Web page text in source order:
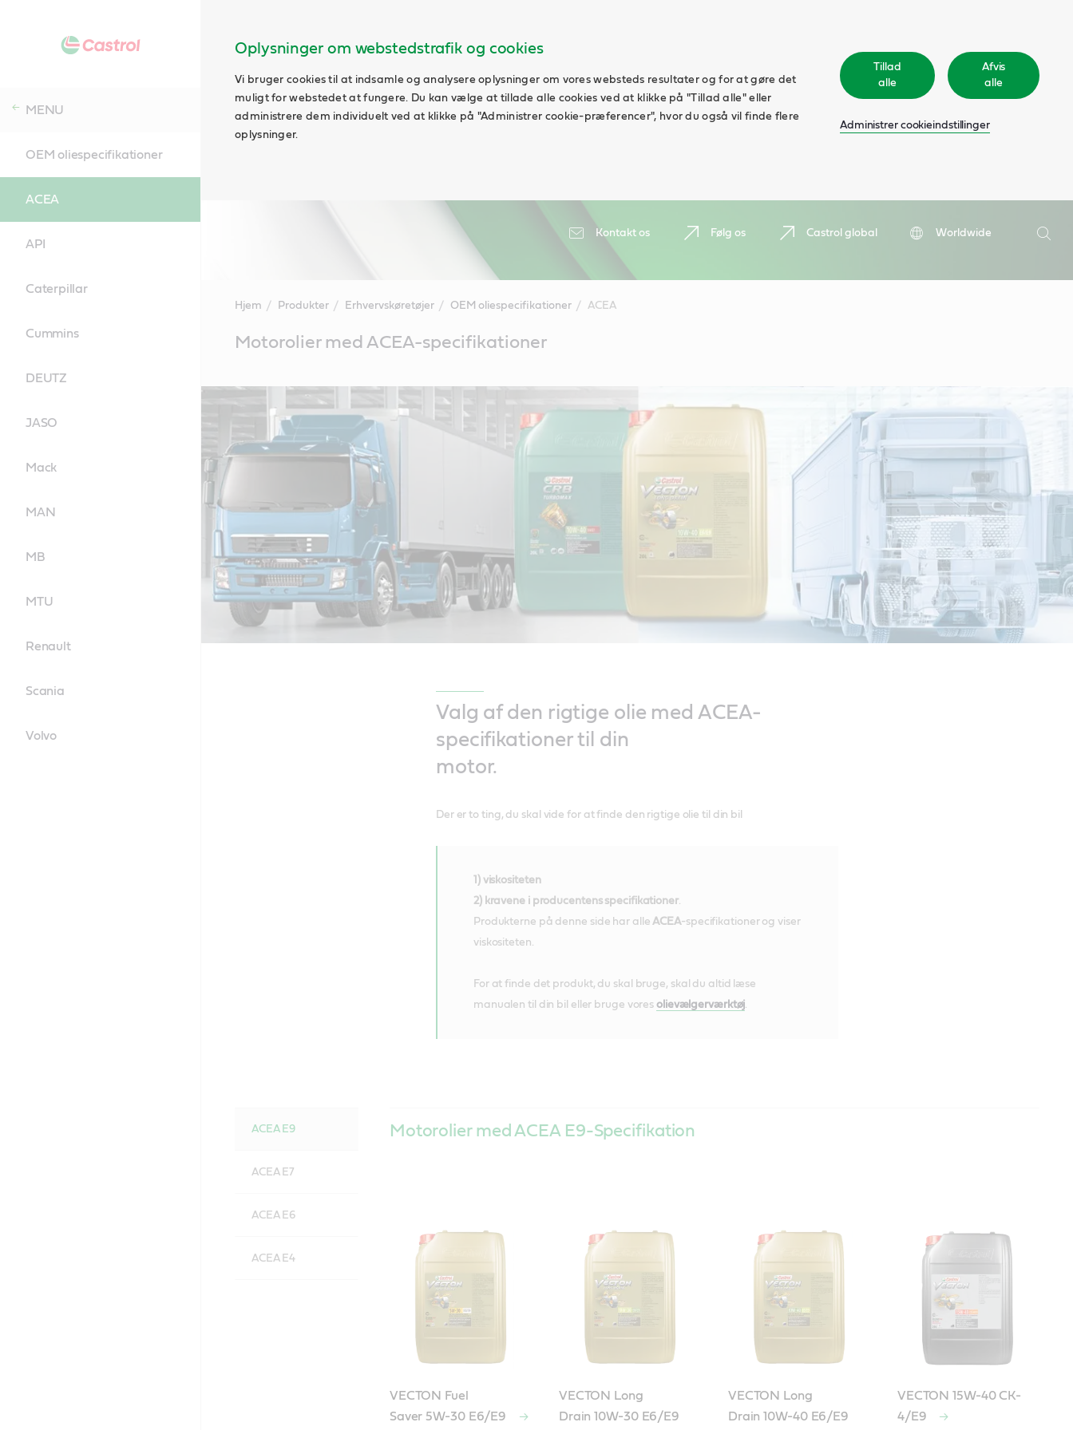
Oplysninger om webstedstrafik og cookies
Vi bruger cookies til at indsamle og analysere oplysninger om vores websteds resultater og for at gøre det
muligt for webstedet at fungere. Du kan vælge at tillade alle cookies ved at klikke på "Tillad alle" eller
administrere dem individuelt ved at klikke på "Administrer cookie-præferencer", hvor du også vil finde flere
oplysninger.
Tillad
alle
Afvis
alle
Administrer cookieindstillinger
Kontakt os Følg os Castrol global
Worldwide
Søge
MENU
OEM oliespecifikationer
ACEA
API
Caterpillar
Cummins
DEUTZ
JASO
Mack
MAN
MB
MTU
Renault
Scania
Volvo
Hjem Produkter Erhvervskøretøjer OEM oliespecifikationer ACEA
ContentMotorolier med ACEA-specifikationer
Valg af den rigtige olie med ACEA-
specifikationer til din
motor.
Der er to ting, du skal vide for at finde den rigtige olie til din bil
1) viskositeten
2) kravene i producentens specifikationer.
Produkterne på denne side har alle ACEA-specifikationer og viser
viskositeten.
For at finde det produkt, du skal bruge, skal du altid læse
manualen til din bil eller bruge voresolievælgerværktøj
ACEA E9
ACEA E7
ACEA E6
ACEA E4
Motorolier med ACEA E9-Specifikation
VECTON Fuel
Saver 5W-30 E6/E9
VECTON Long
Drain 10W-30 E6/E9
VECTON Long
Drain 10W-40 E6/E9
VECTON 15W-40 CK-
4/E9